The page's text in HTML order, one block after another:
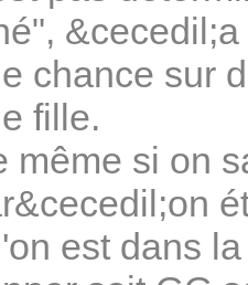
chance sur
fille.
même si on
est dans